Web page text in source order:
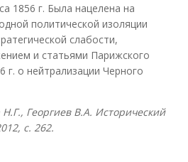
1856 г. Была нацелена на
политической изоляции
слабости,
и статьями Парижского
г. о нейтрализации Черного
Георгиев В.А. Исторический
с. 262.